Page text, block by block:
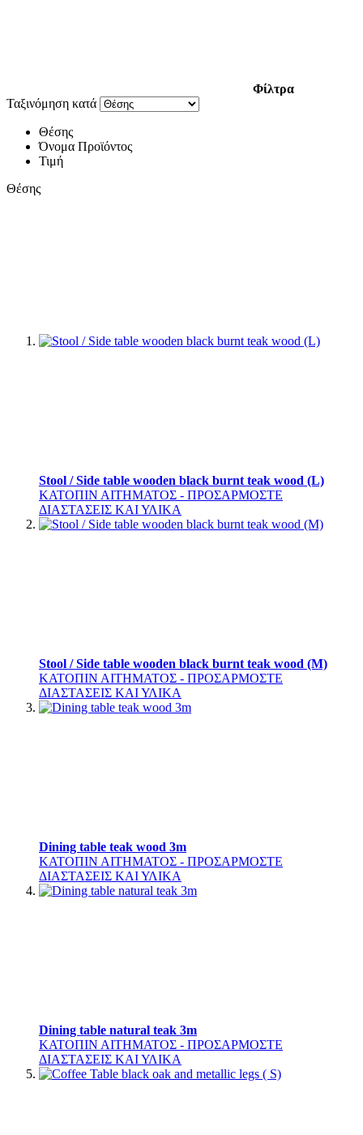
Φίλτρα
Ταξινόμηση κατά
Θέσης
Όνομα Προϊόντος
Τιμή
Θέσης
Stool / Side table wooden black burnt teak wood (L)
ΚΑΤΟΠΙΝ ΑΙΤΗΜΑΤΟΣ - ΠΡΟΣΑΡΜΟΣΤΕ
ΔΙΑΣΤΑΣΕΙΣ ΚΑΙ ΥΛΙΚΑ
Stool / Side table wooden black burnt teak wood (M)
ΚΑΤΟΠΙΝ ΑΙΤΗΜΑΤΟΣ - ΠΡΟΣΑΡΜΟΣΤΕ
ΔΙΑΣΤΑΣΕΙΣ ΚΑΙ ΥΛΙΚΑ
Dining table teak wood 3m
ΚΑΤΟΠΙΝ ΑΙΤΗΜΑΤΟΣ - ΠΡΟΣΑΡΜΟΣΤΕ
ΔΙΑΣΤΑΣΕΙΣ ΚΑΙ ΥΛΙΚΑ
Dining table natural teak 3m
ΚΑΤΟΠΙΝ ΑΙΤΗΜΑΤΟΣ - ΠΡΟΣΑΡΜΟΣΤΕ
ΔΙΑΣΤΑΣΕΙΣ ΚΑΙ ΥΛΙΚΑ